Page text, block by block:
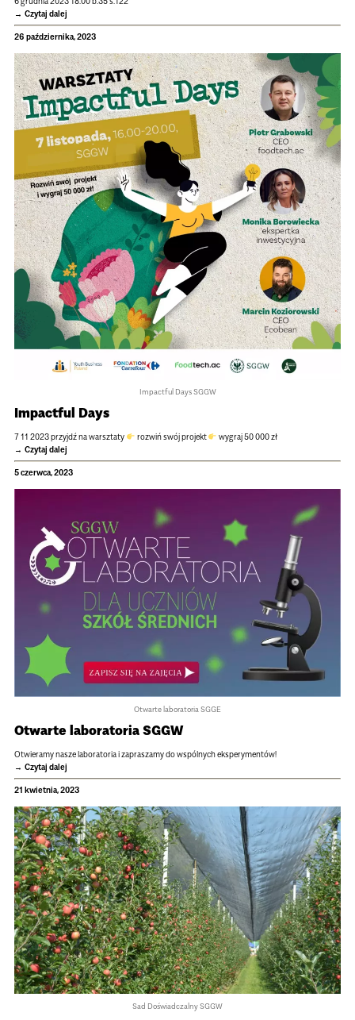
Czytaj dalej
26 października, 2023
Impact­ful Days SGGW
Impact­ful Days
7 11 2023 przyjdź na warsz­taty roz­wiń swój pro­jekt
wygraj 50 000 zł
Czytaj dalej
5 czerwca, 2023
Otwarte laboratoria SGGE
Otwarte labo­ra­to­ria SGGW
Otwie­ramy nasze labo­ra­to­ria i zapra­szamy do wspól­nych eks­pe­ry­men­tów!
Czytaj dalej
21 kwietnia, 2023
Sad Doświadczalny SGGW